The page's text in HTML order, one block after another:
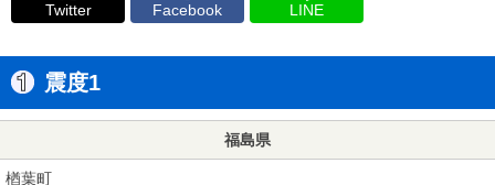
Twitter Facebook LINE
震度1
福島県
楢葉町